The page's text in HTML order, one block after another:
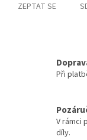
ZEPTAT SE
Při
V rámci
díly.